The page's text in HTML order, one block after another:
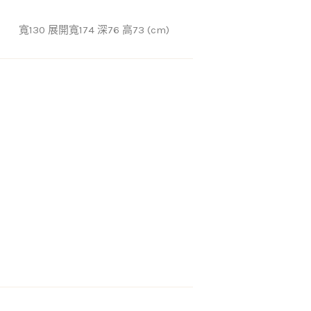
寬130 展開寬174 深76 高73 (cm)